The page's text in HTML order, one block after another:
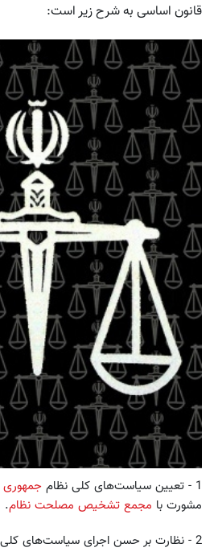
قانون اساسی به شرح زیر است:
1 - تعیین‏ سیاست‌های کلی‏ نظام‏ جمهوری‏
مشورت‏ با مجمع تشخیص‏ مصلحت‏ نظام‏.
2 - نظارت‏ بر حسن‏ اجرای‏ سیاست‌های‏ کلی‏ نظام‏.